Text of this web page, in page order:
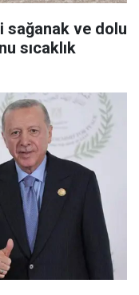
sağanak ve dolu
sıcaklık